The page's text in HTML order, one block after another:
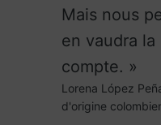
Mais nous
en vaudra
compte.
Lorena López
d'origine